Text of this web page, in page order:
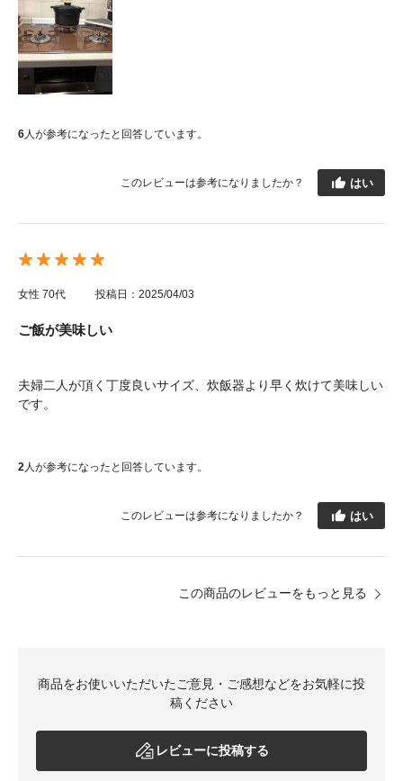
6人が参考になったと回答しています。
このレビューは参考になりましたか？ はい
女性 70代 投稿日：2025/04/03
ご飯が美味しい
夫婦二人が頂く丁度良いサイズ、炊飯器より早く炊けて美味しい
です。
2人が参考になったと回答しています。
このレビューは参考になりましたか？ はい
この商品のレビューをもっと見る
商品をお使いいただいたご意見・ご感想などをお気軽に投
稿ください
レビューに投稿する